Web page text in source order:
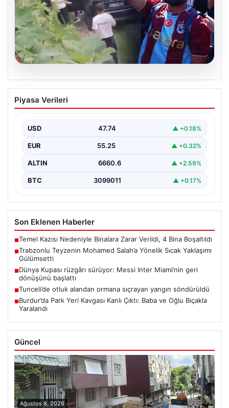
07.08.2026
Trabzonlu Teyzenin Mohamed Salah’a
Yönelik Sıcak Yaklaşımı Gülümsetti
Salah, bir reklam filmi çekimi için Trabzon'un Araklı…
Piyasa Verileri
USD 47.74 ▲ +0.18%
EUR 55.25 ▲ +0.32%
ALTIN 6660.6 ▲ +2.59%
BTC 3099011 ▲ +0.17%
Son Eklenen Haberler
■Temel Kazısı Nedeniyle Binalara Zarar Verildi, 4 Bina Boşaltıldı
■Trabzonlu Teyzenin Mohamed Salah’a Yönelik Sıcak Yaklaşımı
Gülümsetti
■Dünya Kupası rüzgârı sürüyor: Messi Inter Miami’nin geri
dönüşünü başlattı
■Tunceli’de otluk alandan ormana sıçrayan yangın söndürüldü
■Burdur’da Park Yeri Kavgası Kanlı Çıktı: Baba ve Oğlu Bıçakla
Yaralandı
Güncel
Ağustos 8, 2026